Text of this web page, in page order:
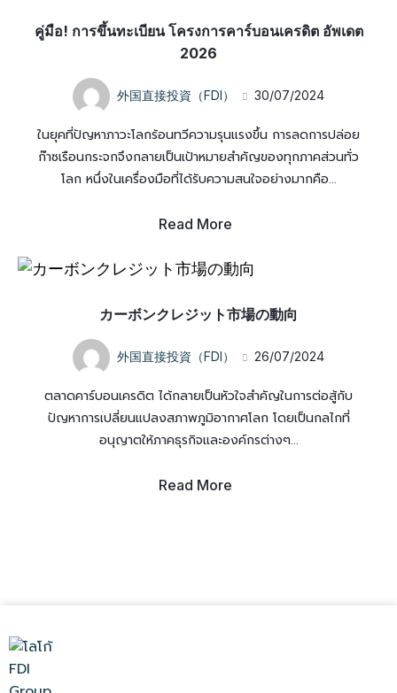
คู่มือ! การขึ้นทะเบียน โครงการคาร์บอนเครดิต อัพเดต
2026
外国直接投資（FDI） 30/07/2024
ในยุคที่ปัญหาภาวะโลกร้อนทวีความรุนแรงขึ้น การลดการปล่อย
ก๊าซเรือนกระจกจึงกลายเป็นเป้าหมายสำคัญของทุกภาคส่วนทั่ว
โลก หนึ่งในเครื่องมือที่ได้รับความสนใจอย่างมากคือ...
Read More
カーボンクレジット市場の動向
外国直接投資（FDI） 26/07/2024
ตลาดคาร์บอนเครดิต ได้กลายเป็นหัวใจสำคัญในการต่อสู้กับ
ปัญหาการเปลี่ยนแปลงสภาพภูมิอากาศโลก โดยเป็นกลไกที่
อนุญาตให้ภาคธุรกิจและองค์กรต่างๆ...
Read More